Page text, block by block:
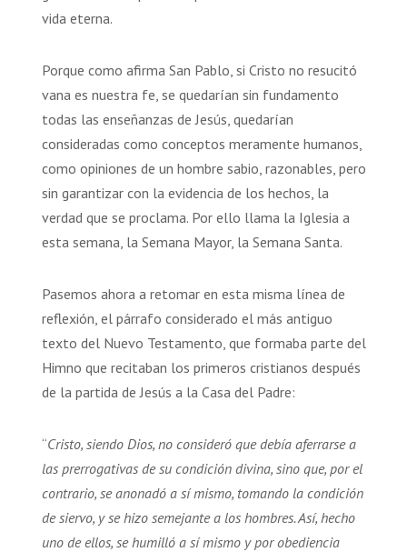
vida eterna.
Porque como afirma San Pablo, si Cristo no resucitó
vana es nuestra fe, se quedarían sin fundamento
todas las enseñanzas de Jesús, quedarían
consideradas como conceptos meramente humanos,
como opiniones de un hombre sabio, razonables, pero
sin garantizar con la evidencia de los hechos, la
verdad que se proclama. Por ello llama la Iglesia a
esta semana, la Semana Mayor, la Semana Santa.
Pasemos ahora a retomar en esta misma línea de
reflexión, el párrafo considerado el más antiguo
texto del Nuevo Testamento, que formaba parte del
Himno que recitaban los primeros cristianos después
de la partida de Jesús a la Casa del Padre:
“Cristo, siendo Dios, no consideró que debía aferrarse a
las prerrogativas de su condición divina, sino que, por el
contrario, se anonadó a sí mismo, tomando la condición
de siervo, y se hizo semejante a los hombres. Así, hecho
uno de ellos, se humilló a sí mismo y por obediencia